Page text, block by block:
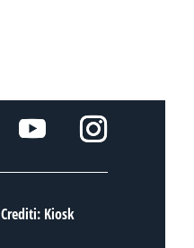
Crediti: Kiosk